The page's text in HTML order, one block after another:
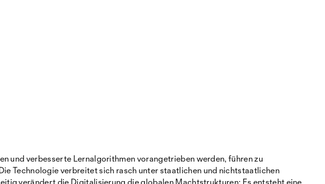
und verbesserte Lernalgorithmen vorangetrieben werden, führen zu
Technologie verbreitet sich rasch unter staatlichen und nichtstaatlichen
verändert die Digitalisierung die globalen Machtstrukturen: Es entsteht eine